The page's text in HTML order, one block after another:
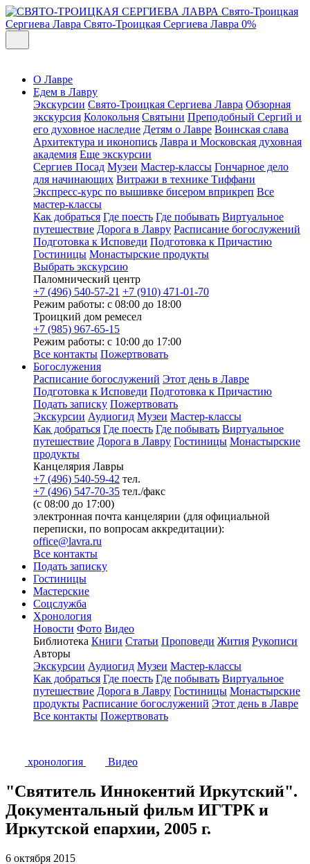
Свято-Троицкая
Сергиева Лавра Свято-Троицкая Сергиева Лавра 0%
О Лавре
Едем в Лавру
Экскурсии Свято-Троицкая Сергиева Лавра Обзорная
экскурсия Колокольня Святыни Преподобный Сергий и
его духовное наследие Детям о Лавре Воинская слава
Архитектура и иконопись Лавра и Московская духовная
академия Еще экскурсии
Сергиев Посад Музеи Мастер-классы Гончарное дело
для начинающих Витражи в технике Тиффани
Экспресс-курс по вышивке бисером вприкреп Все
мастер-классы
Как добраться Где поесть Где побывать Виртуальное
путешествие Дорога в Лавру Расписание богослужений
Подготовка к Исповеди Подготовка к Причастию
Гостиницы Монастырские продукты
Выбрать экскурсию
Паломнический центр
+7 (496) 540-57-21 +7 (910) 471-01-70
Режим работы: с 08:00 до 18:00
Троицкий дом ремесел
+7 (985) 967-65-15
Режим работы: с 10:00 до 17:00
Все контакты Пожертвовать
Богослужения
Расписание богослужений Этот день в Лавре
Подготовка к Исповеди Подготовка к Причастию
Подать записку Пожертвовать
Экскурсии Аудиогид Музеи Мастер-классы
Как добраться Где поесть Где побывать Виртуальное
путешествие Дорога в Лавру Гостиницы Монастырские
продукты
Канцелярия Лавры
+7 (496) 540-59-42 тел.
+7 (496) 547-70-35 тел./факс
(с 08:00 до 17:00)
электронная почта канцелярии (для официальной
переписки, по вопросам аккредитации):
office@lavra.ru
Все контакты
Подать записку
Гостиницы
Мастерские
Соцслужба
Хронология
Новости Фото Видео
Библиотека Книги Статьи Проповеди Жития Рукописи
Авторы
Экскурсии Аудиогид Музеи Мастер-классы
Как добраться Где поесть Где побывать Виртуальное
путешествие Дорога в Лавру Гостиницы Монастырские
продукты Расписание богослужений Этот день в Лавре
Все контакты Пожертвовать
хронология Видео
"Святитель Иннокентий Иркутский".
Документальный фильм ИГТРК и
Иркутской епархии, 2005 г.
6 октября 2015